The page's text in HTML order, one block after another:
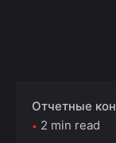
Отчетные
2 min read